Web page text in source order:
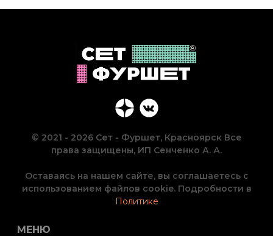
© 2021 - 2026 Сет - Фуршет, Красноярск Все
права защищены, ИП Сенченко А. А.
Оставаясь на нашем сайте, вы соглашаетесь с
использованием файлов cookie. Подробности в
Политике
МЕНЮ